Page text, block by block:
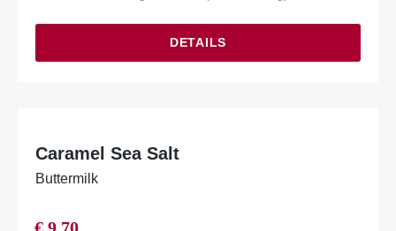
DETAILS
Caramel Sea Salt
Buttermilk
€ 9,70